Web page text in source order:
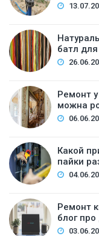
батл
Ремонт у
можна
Какой
пайки
Ремонт
блог про